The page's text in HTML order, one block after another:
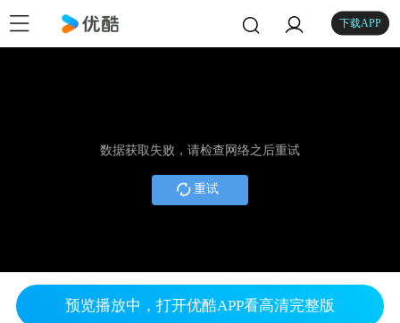
下载APP
数据获取失败，请检查网络之后重试
重试
预览播放中，打开优酷APP看高清完整版